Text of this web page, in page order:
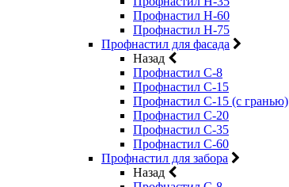
Профнастил Н-60
Профнастил Н-75
Профнастил для фасада
Назад
Профнастил С-8
Профнастил С-15
Профнастил С-15 (с гранью)
Профнастил С-20
Профнастил С-35
Профнастил С-60
Профнастил для забора
Назад